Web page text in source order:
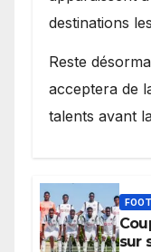
destinations
Reste
acceptera de
talents avant
sur